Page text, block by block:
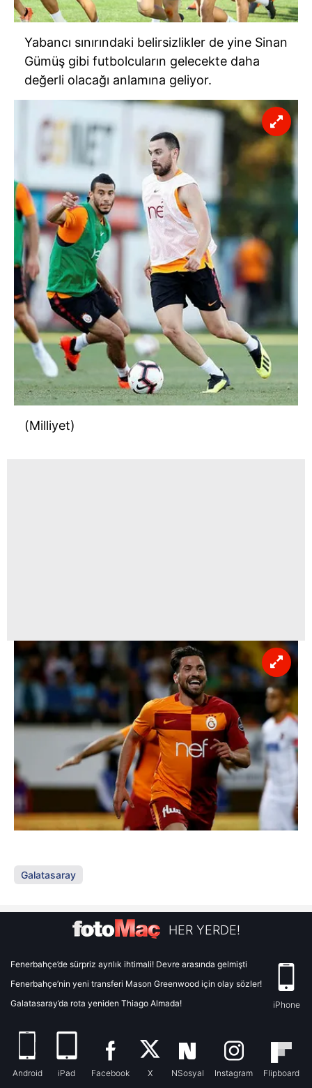
Yabancı sınırındaki belirsizlikler de yine Sinan
Gümüş gibi futbolcuların gelecekte daha
değerli olacağı anlamına geliyor.
(Milliyet)
Galatasaray
HER YERDE!
Fenerbahçe’de sürpriz ayrılık ihtimali! Devre arasında gelmişti
Fenerbahçe’nin yeni transferi Mason Greenwood için olay sözler!
Galatasaray’da rota yeniden Thiago Almada!
iPhone
Android iPad Facebook X NSosyal Instagram Flipboard